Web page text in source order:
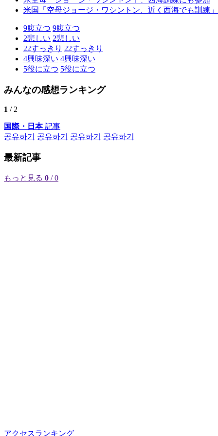
米国「空母ジョージ・ワシントン、近く西海でも訓練
9腹立つ 9腹立つ
2悲しい 2悲しい
22すっきり 22すっきり
4興味深い 4興味深い
5役に立つ 5役に立つ
みんなの感想ランキング
1 / 2
国際・日本記事
공유하기
공유하기 공유하기 공유하기
最新記事
もっと見る 0 / 0
アクセスランキング